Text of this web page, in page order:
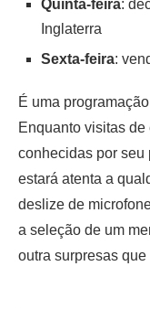
Quinta-feira:
Inglaterra
Sexta-feira:
É uma
Enquanto visitas
conhecidas por seu
estará atenta a
deslize de
a seleção de um
outra surpresas que